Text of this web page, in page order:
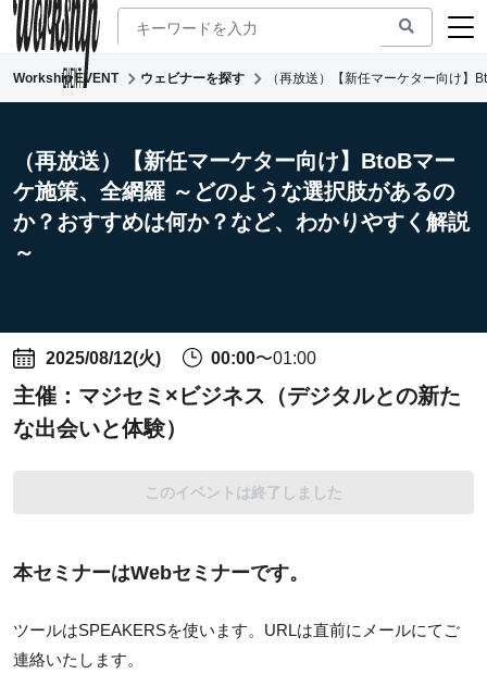
新着ウェビナー
マガジン
コワーキング
Workship EVENT ウェビナーを探す （再放送）【新任マーケター向け
（再放送）【新任マーケター向け】BtoBマー
ケ施策、全網羅 ～どのような選択肢があるの
か？おすすめは何か？など、わかりやすく解説
～
2025/08/12(火) 00:00〜01:00
主催： マジセミ×ビジネス（デジタルとの新た
な出会いと体験）
このイベントは終了しました
本セミナーはWebセミナーです。
ツールはSPEAKERSを使います。URLは直前にメールにてご
連絡いたします。